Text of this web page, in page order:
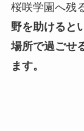
桜咲学園へ残
野を助けると
場所で過ごせ
ます。